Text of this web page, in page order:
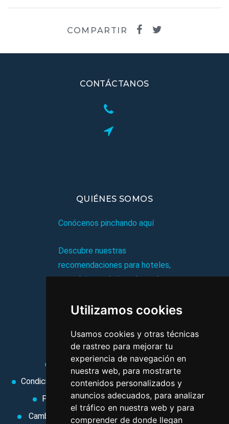
Utilizamos cookies
Usamos cookies y otras técnicas
de rastreo para mejorar tu
experiencia de navegación en
nuestra web, para mostrarte
contenidos personalizados y
anuncios adecuados, para analizar
el tráfico en nuestra web y para
comprender de donde llegan
COMPARTIR
CONTÁCTANOS
QUIÉNES SOMOS
Conócenos pinchando aquí
Descubre nuestras
recomendaciones para hoteles,
complejos turísticos, hostales,
viajes, y mucho más!
MI AGENCIA
Aviso legal
Condiciones de uso
Condiciones Generales
Ley de Viajes Combinados
Política de privacidad
Uso de cookies
Cambiar preferencias de cookies
Area privada